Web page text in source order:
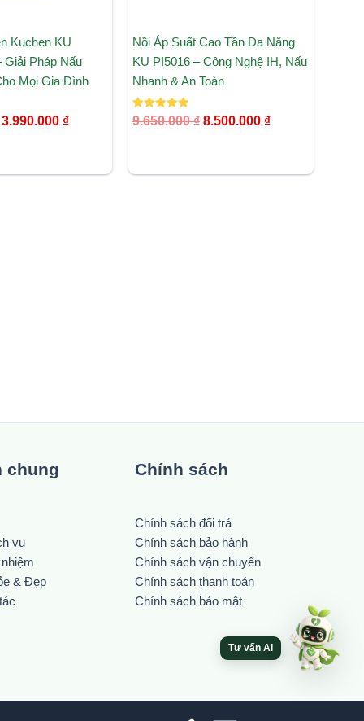
Kuchen KU
Giải Pháp Nấu
Mọi Gia Đình
3.990.000 ₫
Nồi Áp Suất Cao Tần Đa Năng
KU PI5016 – Công Nghệ IH, Nấu
Nhanh & An Toàn
Được xếp
hạng
9.650.000₫ 8.500.000 ₫
chung
vụ
& Đẹp
Chính sách
Chính sách đổi trả
Chính sách bảo hành
Chính sách vận chuyển
Chính sách thanh toán
Chính sách bảo mật
Tư vấn AI